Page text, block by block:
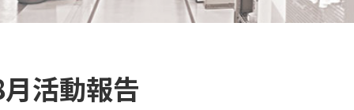
活動報告